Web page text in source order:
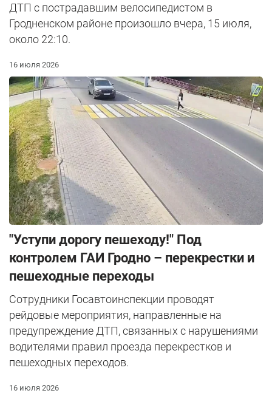
ДТП с пострадавшим велосипедистом в
Гродненском районе произошло вчера, 15 июля,
около 22:10.
16 июля 2026
"Уступи дорогу пешеходу!" Под
контролем ГАИ Гродно – перекрестки и
пешеходные переходы
Сотрудники Госавтоинспекции проводят
рейдовые мероприятия, направленные на
предупреждение ДТП, связанных с нарушениями
водителями правил проезда перекрестков и
пешеходных переходов.
16 июля 2026